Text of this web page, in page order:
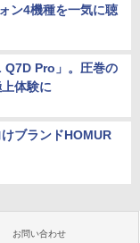
ン4機種を一気に聴
Q7D Pro」。圧巻の
体験に
ブランドHOMUR
お問い合わせ